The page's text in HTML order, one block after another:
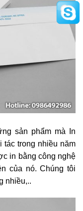
sản phẩm mà In
tác trong nhiều năm
in bằng công nghệ
của nó. Chúng tôi
nhiều,..